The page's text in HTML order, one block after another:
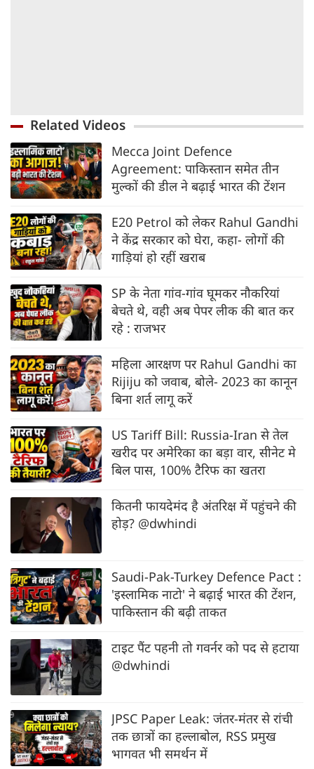
Related Videos
Mecca Joint Defence
Agreement: पाकिस्तान समेत तीन
मुल्कों की डील ने बढ़ाई भारत की टेंशन
E20 Petrol को लेकर Rahul Gandhi
ने केंद्र सरकार को घेरा, कहा- लोगों की
गाड़ियां हो रहीं खराब
SP के नेता गांव-गांव घूमकर नौकरियां
बेचते थे, वही अब पेपर लीक की बात कर
रहे : राजभर
महिला आरक्षण पर Rahul Gandhi का
Rijiju को जवाब, बोले- 2023 का कानून
बिना शर्त लागू करें
US Tariff Bill: Russia-Iran से तेल
खरीद पर अमेरिका का बड़ा वार, सीनेट मे
बिल पास, 100% टैरिफ का खतरा
कितनी फायदेमंद है अंतरिक्ष में पहुंचने की
होड़? @dwhindi
Saudi-Pak-Turkey Defence Pact :
'इस्लामिक नाटो' ने बढ़ाई भारत की टेंशन,
पाकिस्तान की बढ़ी ताकत
टाइट पैंट पहनी तो गवर्नर को पद से हटाया
@dwhindi
JPSC Paper Leak: जंतर-मंतर से रांची
तक छात्रों का हल्लाबोल, RSS प्रमुख
भागवत भी समर्थन में